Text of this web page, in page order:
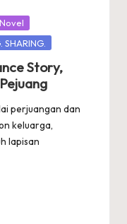
Novel
SHARING.
Story,
perjuangan dan
keluarga,
lapisan